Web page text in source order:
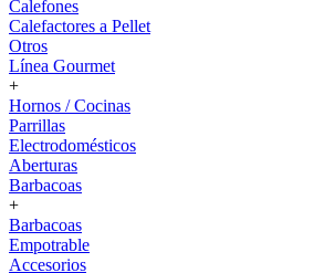
Calefones
Calefactores a Pellet
Otros
Línea Gourmet
+
Hornos / Cocinas
Parrillas
Electrodomésticos
Aberturas
Barbacoas
+
Barbacoas
Empotrable
Accesorios